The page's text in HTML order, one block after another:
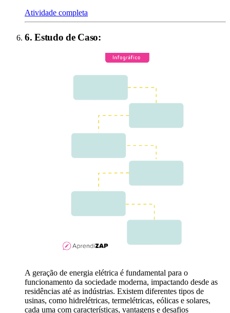
Atividade completa
6.Estudo de Caso:
A geração de energia elétrica é fundamental para o
funcionamento da sociedade moderna, impactando desde as
residências até as indústrias. Existem diferentes tipos de
usinas, como hidrelétricas, termelétricas, eólicas e solares,
cada uma com características, vantagens e desafios